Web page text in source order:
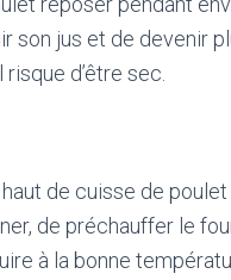
son jus et de devenir
d’être sec.
de cuisse de poulet
de préchauffer le
à la bonne